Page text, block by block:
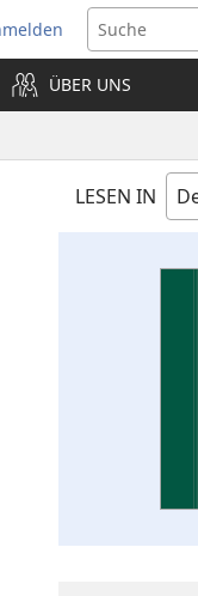
(öffnet
neues
Fenster)ÜBER UNS
LESEN IN